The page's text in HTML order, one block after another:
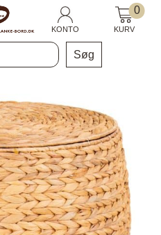
KONTO
0
KURV